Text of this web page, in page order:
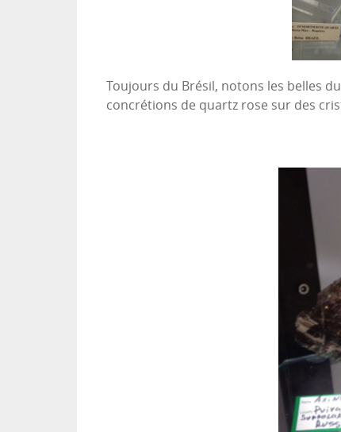
Toujours du Brésil, notons les belles
concrétions de quartz rose sur des